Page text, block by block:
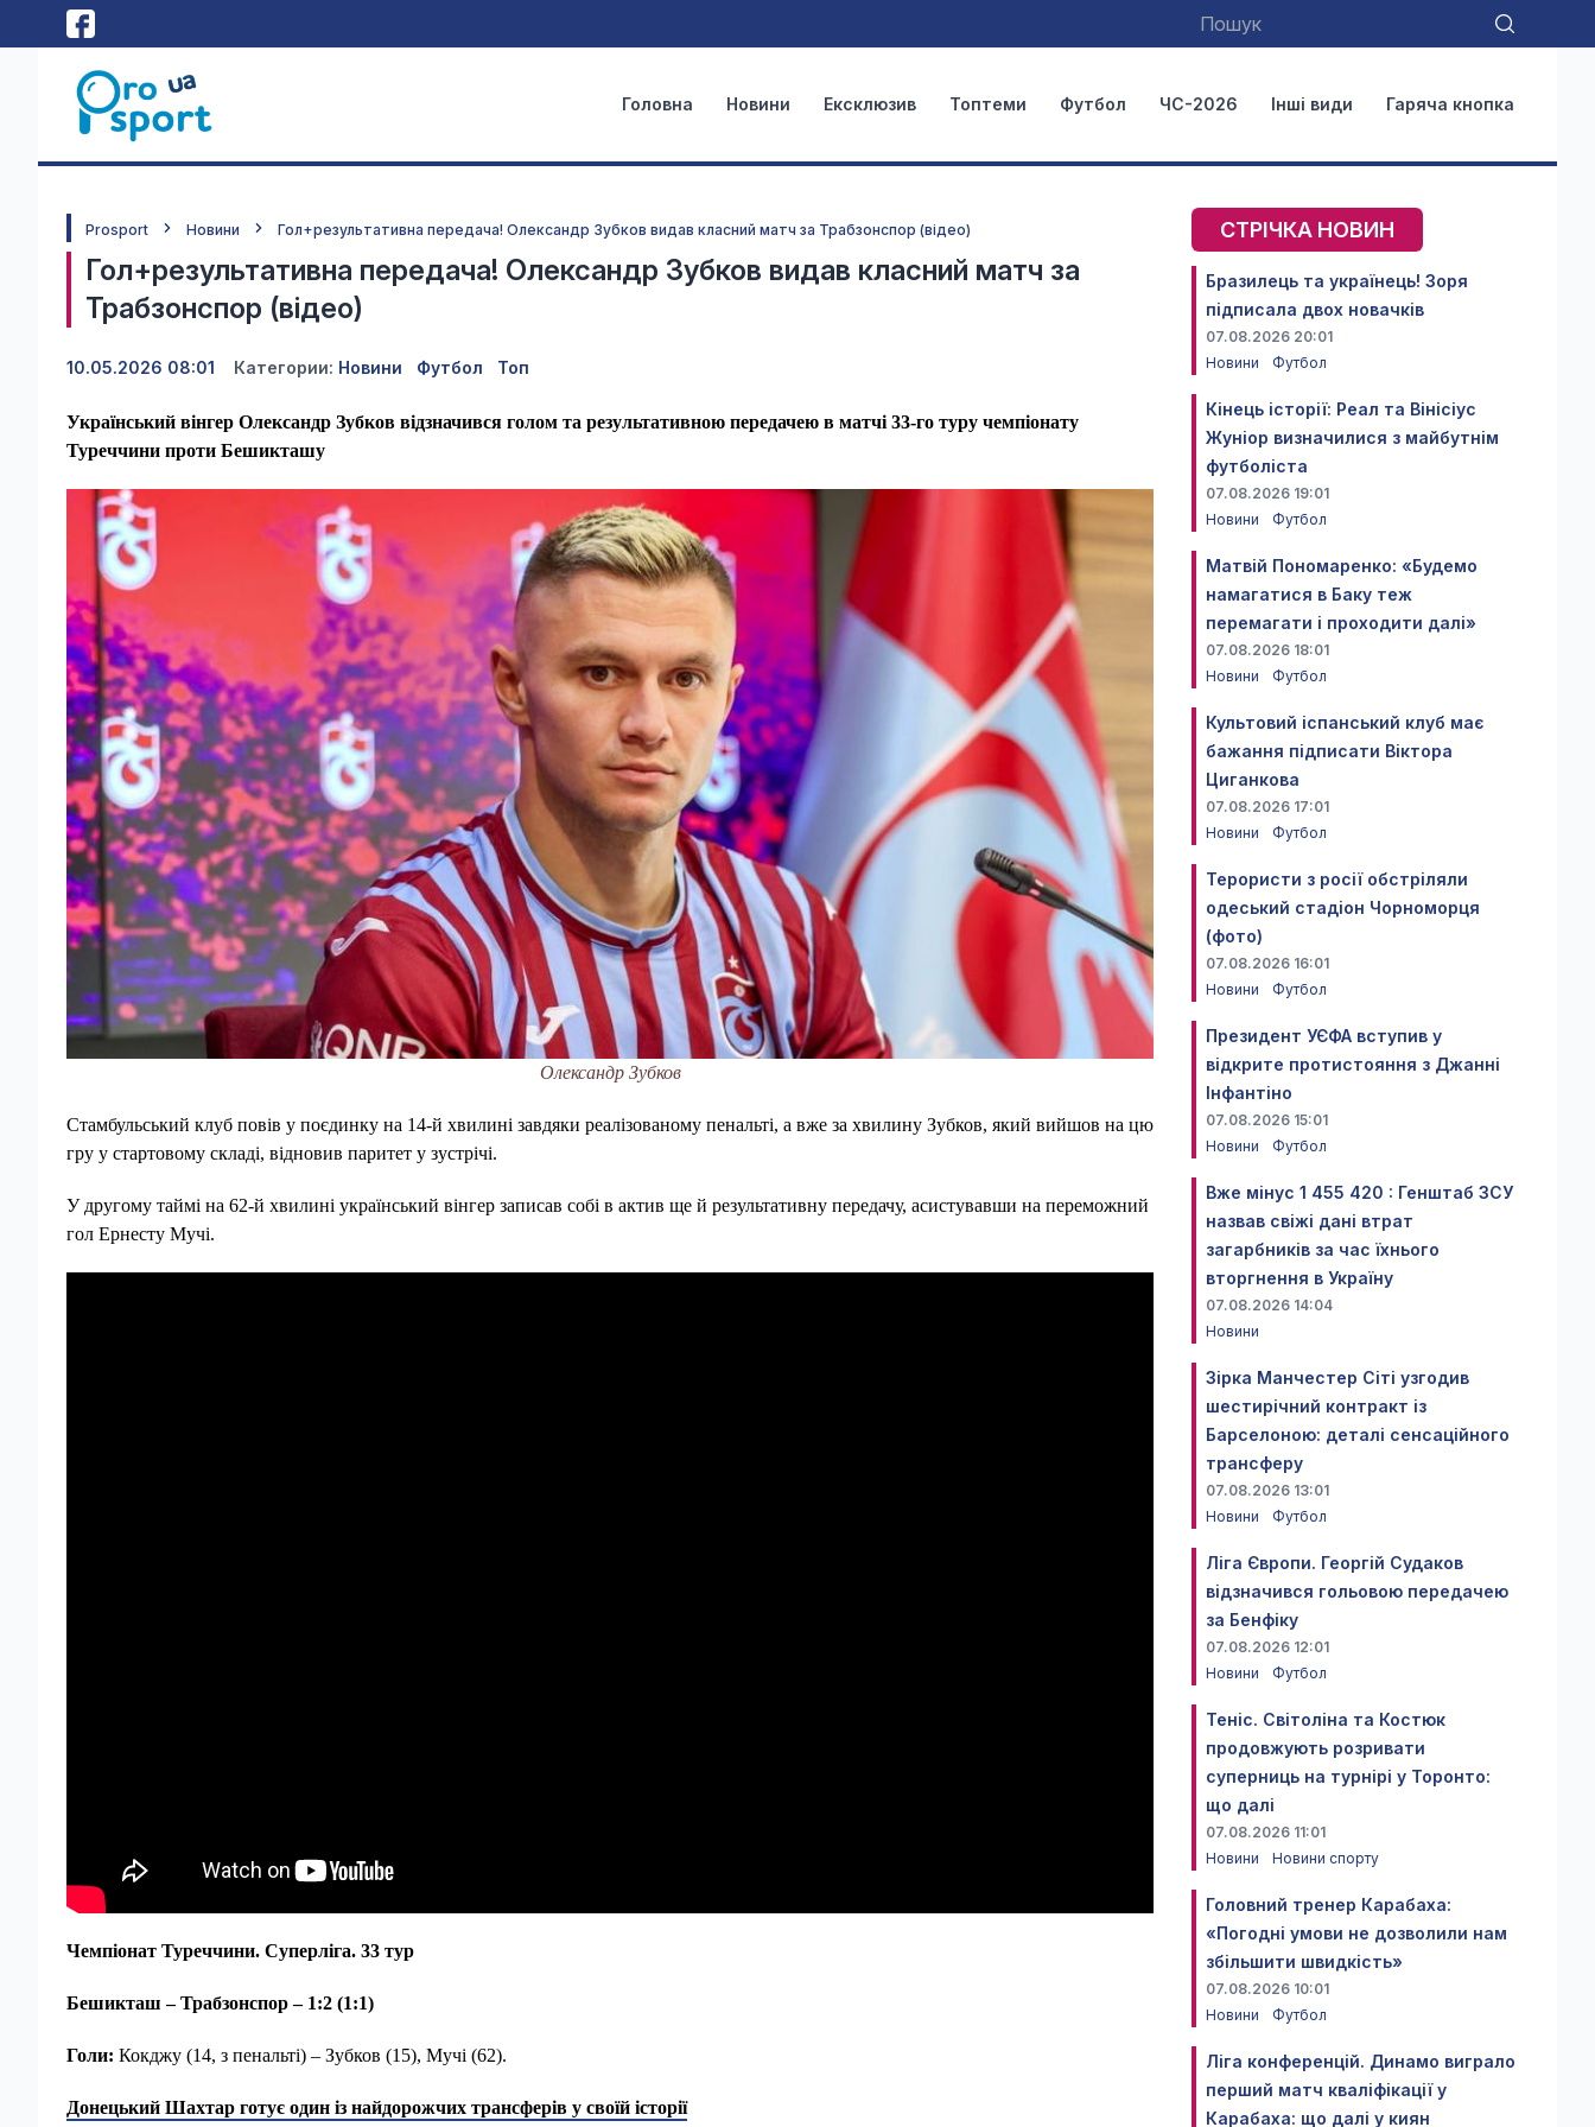
Головна Новини Ексклюзив Топтеми Футбол ЧС-2026 Інші види Гаряча кнопка
Prosport Новини Гол+результативна передача! Олександр Зубков видав класний матч за Трабзонспор (відео)
Гол+результативна передача! Олександр Зубков видав класний матч за
Трабзонспор (відео)
10.05.2026 08:01 Категории: Новини Футбол Топ
Український вінгер Олександр Зубков відзначився голом та результативною передачею в матчі 33-го туру чемпіонату
Туреччини проти Бешикташу
Олександр Зубков
Стамбульський клуб повів у поєдинку на 14-й хвилині завдяки реалізованому пенальті, а вже за хвилину Зубков, який вийшов на цю
гру у стартовому складі, відновив паритет у зустрічі.
У другому таймі на 62-й хвилині український вінгер записав собі в актив ще й результативну передачу, асистувавши на переможний
гол Ернесту Мучі.
Чемпіонат Туреччини. Суперліга. 33 тур
Бешикташ – Трабзонспор – 1:2 (1:1)
Голи: Кокджу (14, з пенальті) – Зубков (15), Мучі (62).
Донецький Шахтар готує один із найдорожчих трансферів у своїй історії
СТРІЧКА НОВИН
Бразилець та українець! Зоря
підписала двох новачків
07.08.2026 20:01
Новини
Футбол
Кінець історії: Реал та Вінісіус
Жуніор визначилися з майбутнім
футболіста
07.08.2026 19:01
Новини
Футбол
Матвій Пономаренко: «Будемо
намагатися в Баку теж
перемагати і проходити далі»
07.08.2026 18:01
Новини
Футбол
Культовий іспанський клуб має
бажання підписати Віктора
Циганкова
07.08.2026 17:01
Новини
Футбол
Терористи з росії обстріляли
одеський стадіон Чорноморця
(фото)
07.08.2026 16:01
Новини
Футбол
Президент УЄФА вступив у
відкрите протистояння з Джанні
Інфантіно
07.08.2026 15:01
Новини
Футбол
Вже мінус 1 455 420 : Генштаб ЗСУ
назвав свіжі дані втрат
загарбників за час їхнього
вторгнення в Україну
07.08.2026 14:04
Новини
Зірка Манчестер Сіті узгодив
шестирічний контракт із
Барселоною: деталі сенсаційного
трансферу
07.08.2026 13:01
Новини
Футбол
Ліга Європи. Георгій Судаков
відзначився гольовою передачею
за Бенфіку
07.08.2026 12:01
Новини
Футбол
Теніс. Світоліна та Костюк
продовжують розривати
суперниць на турнірі у Торонто:
що далі
07.08.2026 11:01
Новини
Новини спорту
Головний тренер Карабаха:
«Погодні умови не дозволили нам
збільшити швидкість»
07.08.2026 10:01
Новини
Футбол
Ліга конференцій. Динамо виграло
перший матч кваліфікації у
Карабаха: що далі у киян